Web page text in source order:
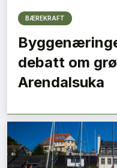
BÆREKRAFT
debatt om
Arendalsuka